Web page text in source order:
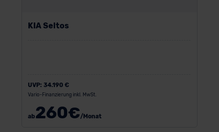
KIA Seltos
UVP: 34.190 €
Vario-Finanzierung inkl. MwSt.
ab260€/Monat